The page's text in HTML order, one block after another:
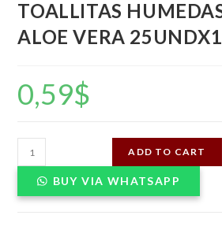
TOALLITAS
ALOE VERA
0,59$
TOALLITAS
HUMEDAS
MIMLOT
ADD TO CART
BUY VIA WHATSAPP